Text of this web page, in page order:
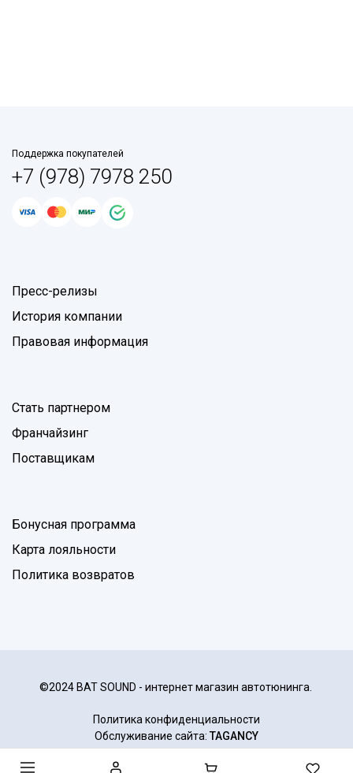
Поддержка покупателей
+7 (978) 7978 250
Пресс-релизы
История компании
Правовая информация
Стать партнером
Франчайзинг
Поставщикам
Бонусная программа
Карта лояльности
Политика возвратов
©2024 BAT SOUND - интернет магазин автотюнинга.
Политика конфиденциальности
Обслуживание сайта: TAGANCY